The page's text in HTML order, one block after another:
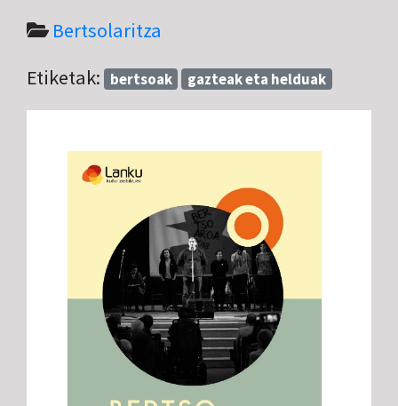
Bertsolaritza
Etiketak: bertsoak gazteak eta helduak